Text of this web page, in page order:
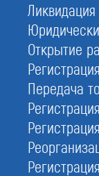
Открытие
Передача
Адрес:
109240, Российская
округ Таганский, ул.
Телефон:
8 (800) 700-15-25, +7
Кол-во активных
Размер компфонда
77 804 971